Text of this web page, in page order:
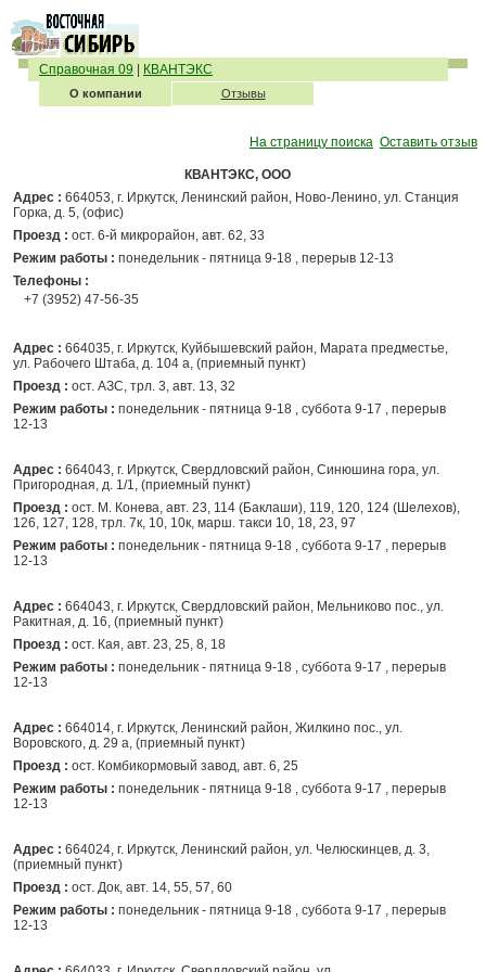
Справочная 09 КВАНТЭКС
О компании Отзывы
На страницу поиска Оставить отзыв
КВАНТЭКС, ООО
Адрес : 664053, г. Иркутск, Ленинский район, Ново-Ленино, ул. Станция
Горка, д. 5, (офис)
Проезд : ост. 6-й микрорайон, авт. 62, 33
Режим работы : понедельник - пятница 9-18 , перерыв 12-13
Телефоны :
+7 (3952) 47-56-35
Адрес : 664035, г. Иркутск, Куйбышевский район, Марата предместье,
ул. Рабочего Штаба, д. 104 а, (приемный пункт)
Проезд : ост. АЗС, трл. 3, авт. 13, 32
Режим работы : понедельник - пятница 9-18 , суббота 9-17 , перерыв
12-13
Адрес : 664043, г. Иркутск, Свердловский район, Синюшина гора, ул.
Пригородная, д. 1/1, (приемный пункт)
Проезд : ост. М. Конева, авт. 23, 114 (Баклаши), 119, 120, 124 (Шелехов),
126, 127, 128, трл. 7к, 10, 10к, марш. такси 10, 18, 23, 97
Режим работы : понедельник - пятница 9-18 , суббота 9-17 , перерыв
12-13
Адрес : 664043, г. Иркутск, Свердловский район, Мельниково пос., ул.
Ракитная, д. 16, (приемный пункт)
Проезд : ост. Кая, авт. 23, 25, 8, 18
Режим работы : понедельник - пятница 9-18 , суббота 9-17 , перерыв
12-13
Адрес : 664014, г. Иркутск, Ленинский район, Жилкино пос., ул.
Воровского, д. 29 а, (приемный пункт)
Проезд : ост. Комбикормовый завод, авт. 6, 25
Режим работы : понедельник - пятница 9-18 , суббота 9-17 , перерыв
12-13
Адрес : 664024, г. Иркутск, Ленинский район, ул. Челюскинцев, д. 3,
(приемный пункт)
Проезд : ост. Док, авт. 14, 55, 57, 60
Режим работы : понедельник - пятница 9-18 , суббота 9-17 , перерыв
12-13